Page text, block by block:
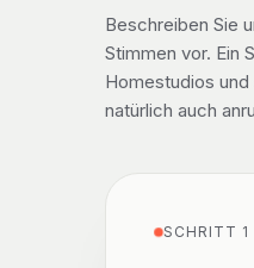
Beschreiben Sie
Stimmen vor. Ein
Homestudios
natürlich auch
SCHRITT 1